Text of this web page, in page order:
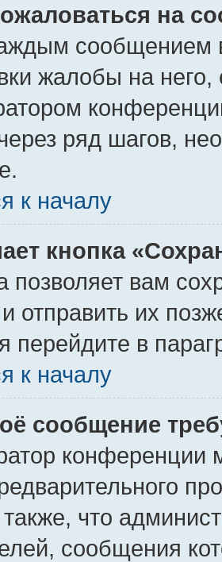
на
сообщением
жалобы на
ряд шагов,
к началу
кнопка
позволяет вам
отправить их
перейдите в
к началу
сообщение
конференции
что
сообщения